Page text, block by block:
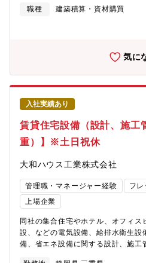
和ハウスグループの事業領域～
職種
建築積算・資材購買
気に
入社実績あり
賃貸住宅設備（設計、施工
重）】※土日祝休
大和ハウス工業株式会社
管理職・マネージャー経験
フ
上場企業
同社の集合住宅やホテル、オフィス
設、などの電気設備、給排水衛生設
備、省エネ設備に関する設計、施工